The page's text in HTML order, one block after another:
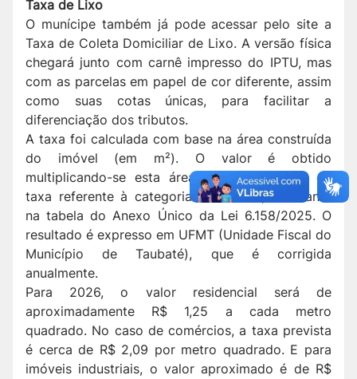
Taxa de Lixo
O munícipe também já pode acessar pelo site a
Taxa de Coleta Domiciliar de Lixo. A versão física
chegará junto com carnê impresso do IPTU, mas
com as parcelas em papel de cor diferente, assim
como suas cotas únicas, para facilitar a
diferenciação dos tributos.
A taxa foi calculada com base na área construída
do imóvel (em m²). O valor é obtido
multiplicando-se esta área pelo valor base da
taxa referente à categoria do imóvel, constante
na tabela do Anexo Único da Lei 6.158/2025. O
resultado é expresso em UFMT (Unidade Fiscal do
Município de Taubaté), que é corrigida
anualmente.
Para 2026, o valor residencial será de
aproximadamente R$ 1,25 a cada metro
quadrado. No caso de comércios, a taxa prevista
é cerca de R$ 2,09 por metro quadrado. E para
imóveis industriais, o valor aproximado é de R$